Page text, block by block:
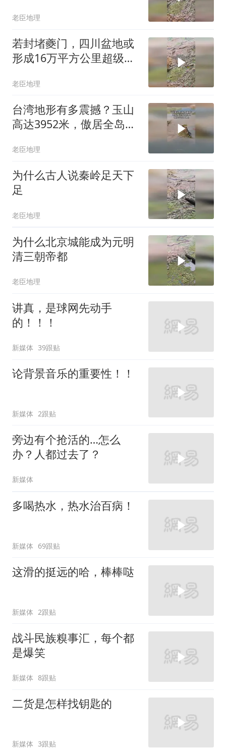
老臣地理
若封堵夔门，四川盆地或
形成16万平方公里超级淡
老臣地理
台湾地形有多震撼？玉山
高达3952米，傲居全岛之
老臣地理
为什么古人说秦岭足天下
足
老臣地理
为什么北京城能成为元明
清三朝帝都
老臣地理
讲真，是球网先动手
的！！！
新媒体 39跟贴
论背景音乐的重要性！！
新媒体 2跟贴
旁边有个抢活的…怎么
办？人都过去了？
新媒体
多喝热水，热水治百病！
新媒体 69跟贴
这滑的挺远的哈，棒棒哒
新媒体 2跟贴
战斗民族糗事汇，每个都
是爆笑
新媒体 8跟贴
二货是怎样找钥匙的
新媒体 3跟贴